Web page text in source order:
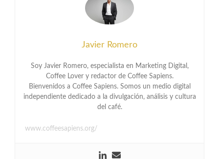
Javier Romero
Soy Javier Romero, especialista en Marketing Digital,
Coffee Lover y redactor de Coffee Sapiens.
Bienvenidos a Coffee Sapiens. Somos un medio digital
independiente dedicado a la divulgación, análisis y cultura
del café.
www.coffeesapiens.org/